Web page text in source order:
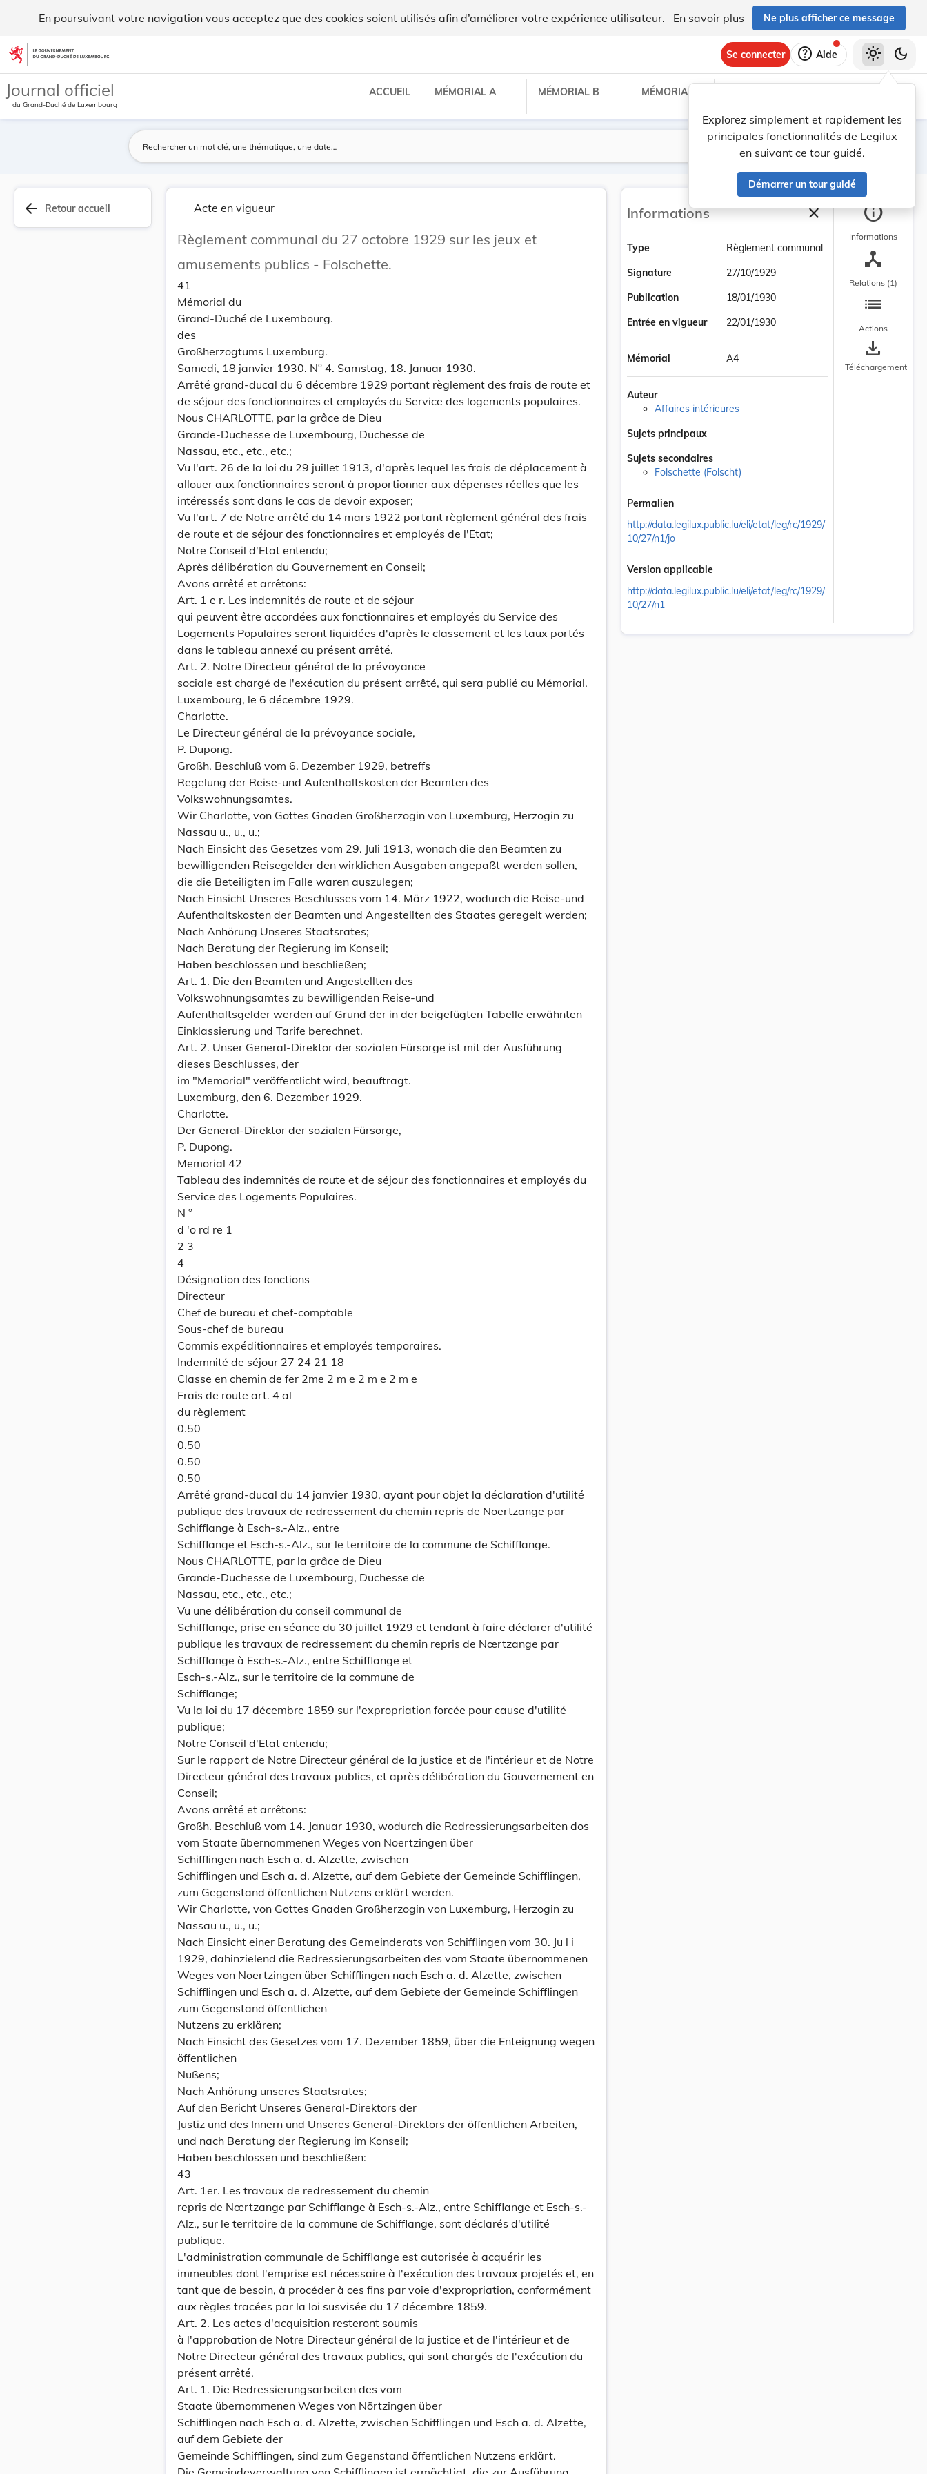
En poursuivant votre navigation vous acceptez que des cookies soient utilisés afin d’améliorer votre expérience utilisateur. En savoir plus Ne plus afficher ce message
Aller au contenu
Se connecter help Aide
Explorez simplement et rapidement les
principales fonctionnalités de Legilux
en suivant ce tour guidé.
Démarrer un tour guidé
light_mode dark_mode
Journal officiel
du Grand-Duché de Luxembourg
ACCUEIL MÉMORIAL A MÉMORIAL B MÉMORIAL C
Lancer la recherche
Filtres
arrow_back Retour accueil Acte en vigueur
Règlement communal du 27 octobre 1929 sur les jeux et
amusements publics - Folschette.
41
Mémorial du
Grand-Duché de Luxembourg.
des
Großherzogtums Luxemburg.
Samedi, 18 janvier 1930. N° 4. Samstag, 18. Januar 1930.
Arrêté grand-ducal du 6 décembre 1929 portant règlement des frais de route et
de séjour des fonctionnaires et employés du Service des logements populaires.
Nous CHARLOTTE, par la grâce de Dieu
Grande-Duchesse de Luxembourg, Duchesse de
Nassau, etc., etc., etc.;
Vu l'art. 26 de la loi du 29 juillet 1913, d'après lequel les frais de déplacement à
allouer aux fonctionnaires seront à proportionner aux dépenses réelles que les
intéressés sont dans le cas de devoir exposer;
Vu l'art. 7 de Notre arrêté du 14 mars 1922 portant règlement général des frais
de route et de séjour des fonctionnaires et employés de l'Etat;
Notre Conseil d'Etat entendu;
Après délibération du Gouvernement en Conseil;
Avons arrêté et arrêtons:
Art. 1 e r. Les indemnités de route et de séjour
qui peuvent être accordées aux fonctionnaires et employés du Service des
Logements Populaires seront liquidées d'après le classement et les taux portés
dans le tableau annexé au présent arrêté.
Art. 2. Notre Directeur général de la prévoyance
sociale est chargé de l'exécution du présent arrêté, qui sera publié au Mémorial.
Luxembourg, le 6 décembre 1929.
Charlotte.
Le Directeur général de la prévoyance sociale,
P. Dupong.
Großh. Beschluß vom 6. Dezember 1929, betreffs
Regelung der Reise-und Aufenthaltskosten der Beamten des
Volkswohnungsamtes.
Wir Charlotte, von Gottes Gnaden Großherzogin von Luxemburg, Herzogin zu
Nassau u., u., u.;
Nach Einsicht des Gesetzes vom 29. Juli 1913, wonach die den Beamten zu
bewilligenden Reisegelder den wirklichen Ausgaben angepaßt werden sollen,
die die Beteiligten im Falle waren auszulegen;
Nach Einsicht Unseres Beschlusses vom 14. März 1922, wodurch die Reise-und
Aufenthaltskosten der Beamten und Angestellten des Staates geregelt werden;
Nach Anhörung Unseres Staatsrates;
Nach Beratung der Regierung im Konseil;
Haben beschlossen und beschließen;
Art. 1. Die den Beamten und Angestellten des
Volkswohnungsamtes zu bewilligenden Reise-und
Aufenthaltsgelder werden auf Grund der in der beigefügten Tabelle erwähnten
Einklassierung und Tarife berechnet.
Art. 2. Unser General-Direktor der sozialen Fürsorge ist mit der Ausführung
dieses Beschlusses, der
im "Memorial" veröffentlicht wird, beauftragt.
Luxemburg, den 6. Dezember 1929.
Charlotte.
Der General-Direktor der sozialen Fürsorge,
P. Dupong.
Memorial 42
Tableau des indemnités de route et de séjour des fonctionnaires et employés du
Service des Logements Populaires.
N °
d 'o rd re 1
2 3
4
Désignation des fonctions
Directeur
Chef de bureau et chef-comptable
Sous-chef de bureau
Commis expéditionnaires et employés temporaires.
Indemnité de séjour 27 24 21 18
Classe en chemin de fer 2me 2 m e 2 m e 2 m e
Frais de route art. 4 al
du règlement
0.50
0.50
0.50
0.50
Arrêté grand-ducal du 14 janvier 1930, ayant pour objet la déclaration d'utilité
publique des travaux de redressement du chemin repris de Noertzange par
Schifflange à Esch-s.-Alz., entre
Schifflange et Esch-s.-Alz., sur le territoire de la commune de Schifflange.
Nous CHARLOTTE, par la grâce de Dieu
Grande-Duchesse de Luxembourg, Duchesse de
Nassau, etc., etc., etc.;
Vu une délibération du conseil communal de
Schifflange, prise en séance du 30 juillet 1929 et tendant à faire déclarer d'utilité
publique les travaux de redressement du chemin repris de Nœrtzange par
Schifflange à Esch-s.-Alz., entre Schifflange et
Esch-s.-Alz., sur le territoire de la commune de
Schifflange;
Vu la loi du 17 décembre 1859 sur l'expropriation forcée pour cause d'utilité
publique;
Notre Conseil d'Etat entendu;
Sur le rapport de Notre Directeur général de la justice et de l'intérieur et de Notre
Directeur général des travaux publics, et après délibération du Gouvernement en
Conseil;
Avons arrêté et arrêtons:
Großh. Beschluß vom 14. Januar 1930, wodurch die Redressierungsarbeiten dos
vom Staate übernommenen Weges von Noertzingen über
Schifflingen nach Esch a. d. Alzette, zwischen
Schifflingen und Esch a. d. Alzette, auf dem Gebiete der Gemeinde Schifflingen,
zum Gegenstand öffentlichen Nutzens erklärt werden.
Wir Charlotte, von Gottes Gnaden Großherzogin von Luxemburg, Herzogin zu
Nassau u., u., u.;
Nach Einsicht einer Beratung des Gemeinderats von Schifflingen vom 30. Ju l i
1929, dahinzielend die Redressierungsarbeiten des vom Staate übernommenen
Weges von Noertzingen über Schifflingen nach Esch a. d. Alzette, zwischen
Schifflingen und Esch a. d. Alzette, auf dem Gebiete der Gemeinde Schifflingen
zum Gegenstand öffentlichen
Nutzens zu erklären;
Nach Einsicht des Gesetzes vom 17. Dezember 1859, über die Enteignung wegen
öffentlichen
Nußens;
Nach Anhörung unseres Staatsrates;
Auf den Bericht Unseres General-Direktors der
Justiz und des Innern und Unseres General-Direktors der öffentlichen Arbeiten,
und nach Beratung der Regierung im Konseil;
Haben beschlossen und beschließen:
43
Art. 1er. Les travaux de redressement du chemin
repris de Nœrtzange par Schifflange à Esch-s.-Alz., entre Schifflange et Esch-s.-
Alz., sur le territoire de la commune de Schifflange, sont déclarés d'utilité
publique.
L'administration communale de Schifflange est autorisée à acquérir les
immeubles dont l'emprise est nécessaire à l'exécution des travaux projetés et, en
tant que de besoin, à procéder à ces fins par voie d'expropriation, conformément
aux règles tracées par la loi susvisée du 17 décembre 1859.
Art. 2. Les actes d'acquisition resteront soumis
à l'approbation de Notre Directeur général de la justice et de l'intérieur et de
Notre Directeur général des travaux publics, qui sont chargés de l'exécution du
présent arrêté.
Art. 1. Die Redressierungsarbeiten des vom
Staate übernommenen Weges von Nörtzingen über
Schifflingen nach Esch a. d. Alzette, zwischen Schifflingen und Esch a. d. Alzette,
auf dem Gebiete der
Gemeinde Schifflingen, sind zum Gegenstand öffentlichen Nutzens erklärt.
Informations closeFermer la barre
Type
Règlement communal
Signature
27/10/1929
Publication
18/01/1930
Entrée en vigueur
22/01/1930
Mémorial A4
Auteur
Affaires intérieures
Sujets principaux
Sujets secondaires
Folschette (Folscht)
Permalien
http://data.legilux.public.lu/eli/etat/leg/rc/1929/
10/27/n1/jo
Version applicable
http://data.legilux.public.lu/eli/etat/leg/rc/1929/
10/27/n1
info
Informations
device_hub
Relations (1)
list
Actions
save_alt
Téléchargement